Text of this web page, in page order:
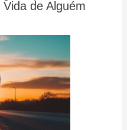
de Alguém